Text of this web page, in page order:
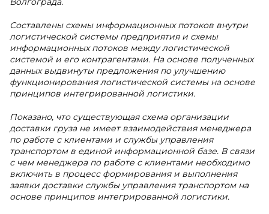
Составлены схемы информационных потоков внутри
логистической системы предприятия и схемы
информационных потоков между логистической
системой и его контрагентами. На основе полученных
данных выдвинуты предложения по улучшению
функционирования логистической системы на основе
принципов интегрированной логистики.
Показано, что существующая схема организации
доставки груза не имеет взаимодействия менеджера
по работе с клиентами и службы управления
транспортом в единой информационной базе. В связи
с чем менеджера по работе с клиентами необходимо
включить в процесс формирования и выполнения
заявки доставки службы управления транспортом на
основе принципов интегрированной логистики.